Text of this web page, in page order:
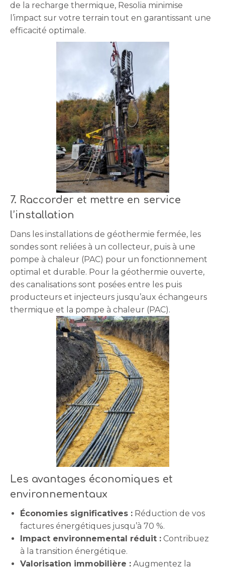
de la recharge thermique, Resolia minimise
l’impact sur votre terrain tout en garantissant une
efficacité optimale.
7. Raccorder et mettre en service
l’installation
Dans les installations de géothermie fermée, les
sondes sont reliées à un collecteur, puis à une
pompe à chaleur (PAC) pour un fonctionnement
optimal et durable. Pour la géothermie ouverte,
des canalisations sont posées entre les puis
producteurs et injecteurs jusqu’aux échangeurs
thermique et la pompe à chaleur (PAC).
Les avantages économiques et
environnementaux
Économies significatives : Réduction de vos
factures énergétiques jusqu’à 70 %.
Impact environnemental réduit : Contribuez
à la transition énergétique.
Valorisation immobilière : Augmentez la